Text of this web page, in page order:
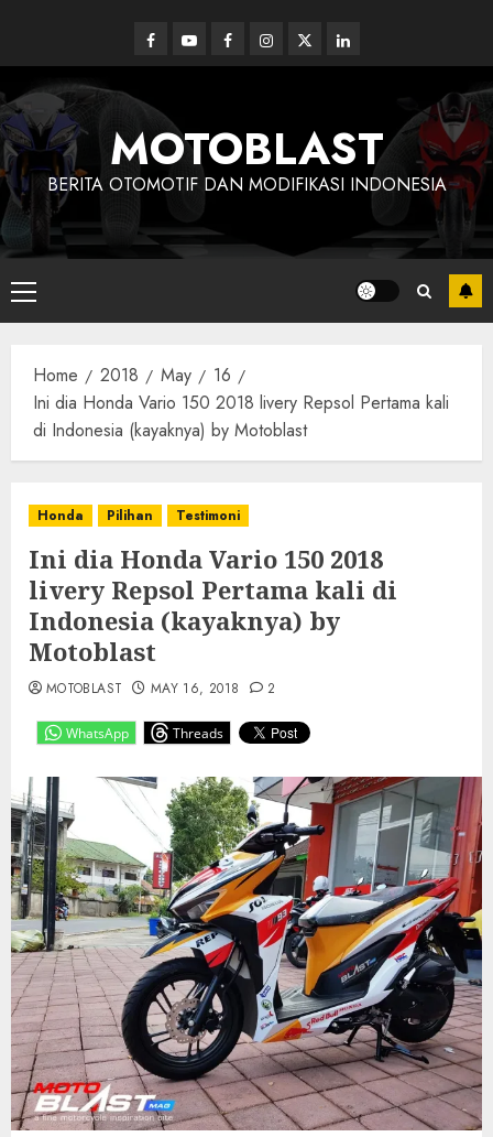
content
Facebook
YoutubeFacebookInstagram
Twitterlinkedin
MOTOBLAST
BERITA OTOMOTIF DAN MODIFIKASI INDONESIA
Primary
Menu
Home 2018 May
16
Ini dia Honda Vario 150 2018 livery Repsol Pertama kali
di Indonesia (kayaknya) by Motoblast
Honda Pilihan Testimoni
Ini dia Honda Vario 150 2018
livery Repsol Pertama kali di
Indonesia (kayaknya) by
Motoblast
WhatsApp Threads
MOTOBLAST MAY 16, 2018 2